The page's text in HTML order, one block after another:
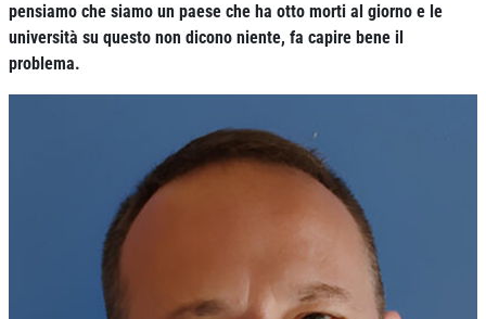
pensiamo che siamo un paese che ha otto morti al giorno e le
università su questo non dicono niente, fa capire bene il
problema.